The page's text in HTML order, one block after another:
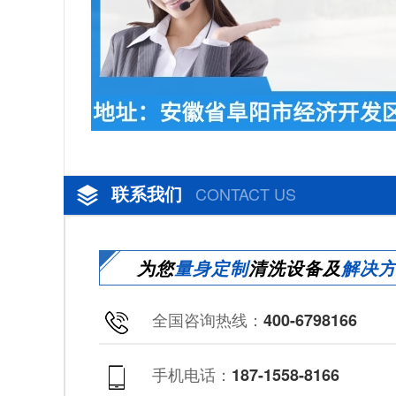
联系我们 CONTACT US
为您量身定制清洗设备及解决
全国咨询热线： 400-6798166
手机电话： 187-1558-8166